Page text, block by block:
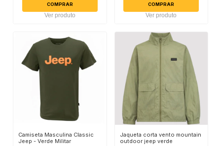
COMPRAR
Ver produto
COMPRAR
Ver produto
Camiseta Masculina Classic
Jeep - Verde Militar
Jaqueta corta vento mountain
outdoor jeep verde